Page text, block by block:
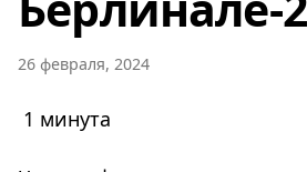
26 февраля, 2024
1 минута